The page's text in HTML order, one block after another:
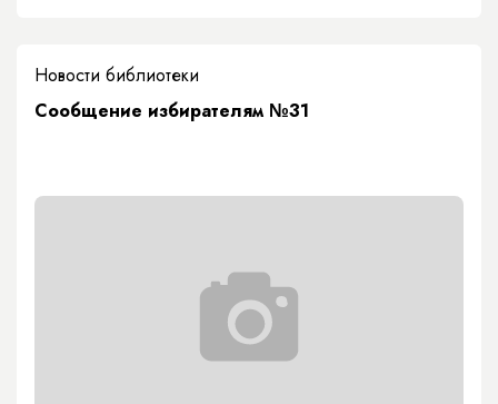
Новости библиотеки
Сообщение избирателям №31